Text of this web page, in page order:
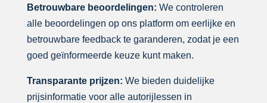
Betrouwbare beoordelingen: We controleren
alle beoordelingen op ons platform om eerlijke en
betrouwbare feedback te garanderen, zodat je een
goed geïnformeerde keuze kunt maken.
Transparante prijzen: We bieden duidelijke
prijsinformatie voor alle autorijlessen in